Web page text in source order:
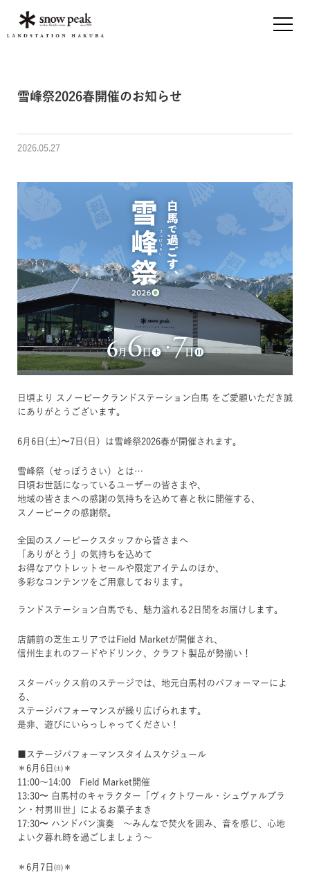
雪峰祭2026春開催のお知らせ
2026.05.27
日頃より スノーピークランドステーション白馬 をご愛顧いただき誠
にありがとうございます。
6月6日(土)〜7日(日）は雪峰祭2026春が開催されます。
雪峰祭（せっぽうさい）とは…
⽇頃お世話になっているユーザーの皆さまや、
地域の皆さまへの感謝の気持ちを込めて春と秋に開催する、
スノーピークの感謝祭。
全国のスノーピークスタッフから皆さまへ
「ありがとう」の気持ちを込めて
お得なアウトレットセールや限定アイテムのほか、
多彩なコンテンツをご用意しております。
ランドステーション白馬でも、魅力溢れる2日間をお届けします。
店舗前の芝生エリアではField Marketが開催され、
信州生まれのフードやドリンク、クラフト製品が勢揃い！
スターバックス前のステージでは、地元白馬村のパフォーマーによ
る、
ステージパフォーマンスが繰り広げられます。
是非、遊びにいらっしゃってください！
■ステージパフォーマンスタイムスケジュール
＊6月6日㈯＊
11:00～14:00 Field Market開催
13:30〜 白馬村のキャラクター「ヴィクトワール・シュヴァルブラ
ン・村男Ⅲ世」によるお菓子まき
17:30〜 ハンドパン演奏 ～みんなで焚火を囲み、音を感じ、心地
よい夕暮れ時を過ごしましょう～
＊6月7日㈰＊